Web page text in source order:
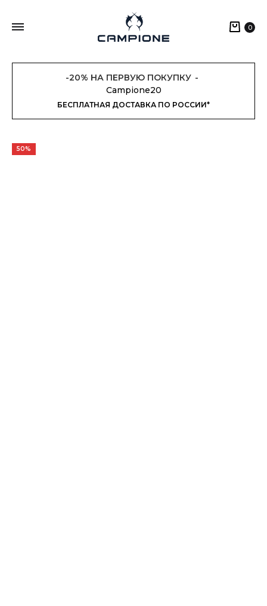
0
-20% НА ПЕРВУЮ ПОКУПКУ
Campione20
БЕСПЛАТНАЯ ДОСТАВКА ПО РОССИИ*
50%